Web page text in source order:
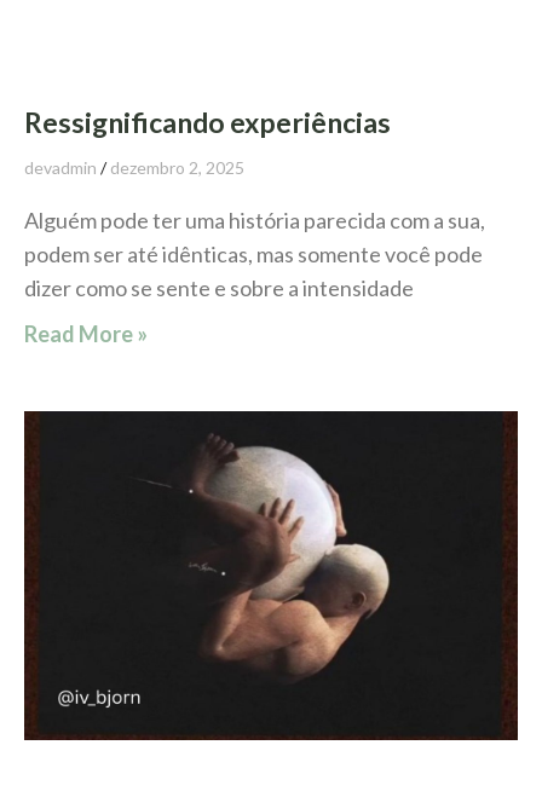
Ressignificando experiências
devadmin dezembro 2, 2025
Alguém pode ter uma história parecida com a sua,
podem ser até idênticas, mas somente você pode
dizer como se sente e sobre a intensidade
Read More »